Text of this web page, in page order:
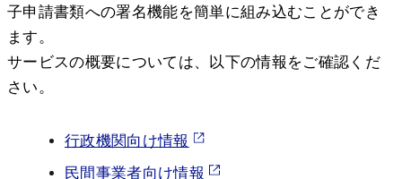
子申請書類への署名機能を簡単に組み込むことができ
ます。
サービスの概要については、以下の情報をご確認くだ
さい。
行政機関向け情報
民間事業者向け情報